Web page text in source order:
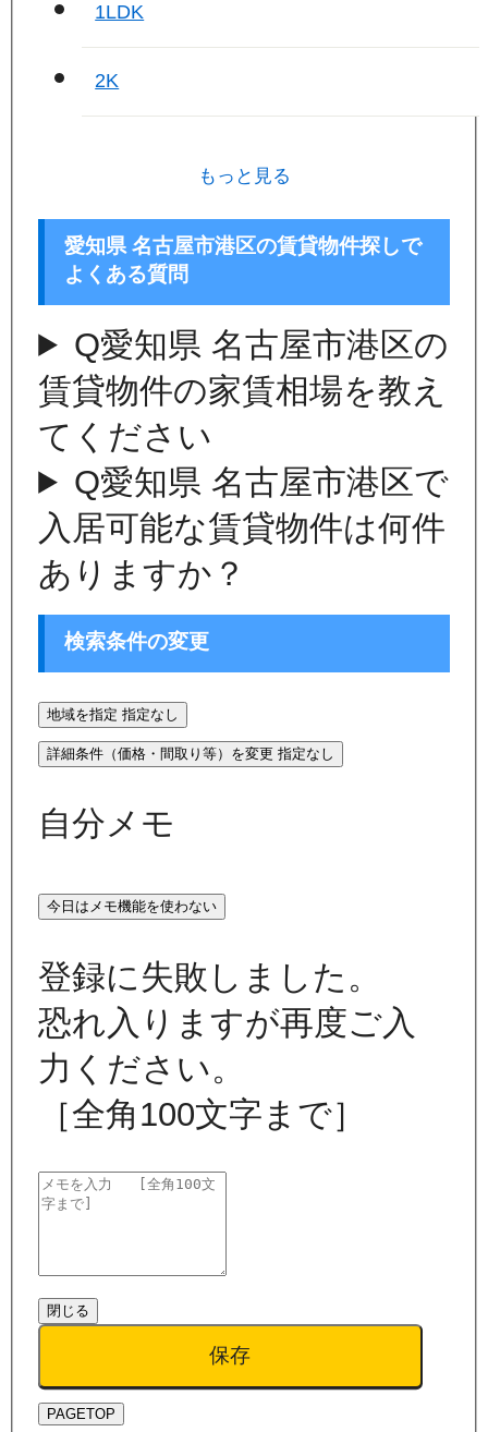
1LDK
2K
もっと見る
愛知県 名古屋市港区の賃貸物件探しで
よくある質問
Q愛知県 名古屋市港区の
賃貸物件の家賃相場を教え
てください
Q愛知県 名古屋市港区で
入居可能な賃貸物件は何件
ありますか？
検索条件の変更
地域を指定 指定なし
詳細条件（価格・間取り等）を変更 指定なし
自分メモ
今日はメモ機能を使わない
登録に失敗しました。
恐れ入りますが再度ご入
力ください。
［全角100文字まで］
閉じる
保存
PAGETOP